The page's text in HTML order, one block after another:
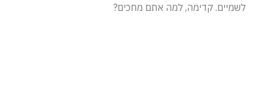
לשמיים. קדימה, למה אתם מחכים?